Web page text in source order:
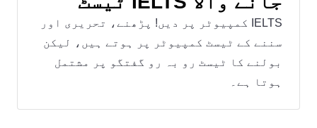
IELTS کمپیوٹر پر دیں! پڑھنے، تحریری اور
سننے کے ٹیسٹ کمپیوٹر پر ہوتے ہیں، لیکن
بولنے کا ٹیسٹ رو بہ رو گفتگو پر مشتمل
ہوتا ہے۔